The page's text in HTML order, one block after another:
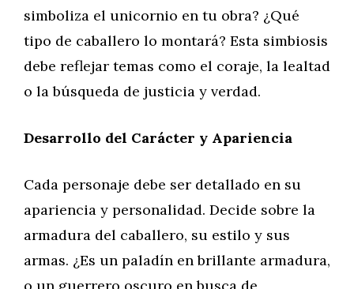
simboliza el unicornio en tu obra? ¿Qué
tipo de caballero lo montará? Esta simbiosis
debe reflejar temas como el coraje, la lealtad
o la búsqueda de justicia y verdad.
Desarrollo del Carácter y Apariencia
Cada personaje debe ser detallado en su
apariencia y personalidad. Decide sobre la
armadura del caballero, su estilo y sus
armas. ¿Es un paladín en brillante armadura,